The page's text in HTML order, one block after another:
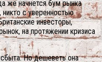
же начнется бум рынка
с уверенностью
инвесторы,
на протяжении кризиса
Но дешеветь она